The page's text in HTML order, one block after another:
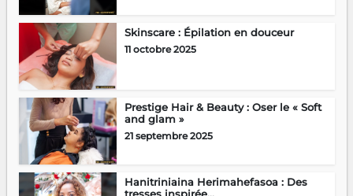
Skinscare : Épilation en douceur
11 octobre 2025
Prestige Hair & Beauty : Oser le « Soft
and glam »
21 septembre 2025
Hanitriniaina Herimahefasoa : Des